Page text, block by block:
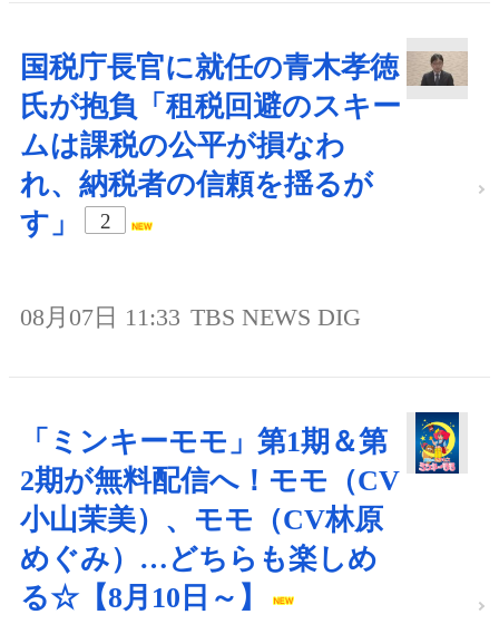
国税庁長官に就任の青木孝徳
氏が抱負「租税回避のスキー
ムは課税の公平が損なわ
れ、納税者の信頼を揺るが
す」
2
08月07日 11:33 TBS NEWS DIG
「ミンキーモモ」第1期＆第
2期が無料配信へ！モモ（CV
小山茉美）、モモ（CV林原
めぐみ）…どちらも楽しめ
る☆【8月10日～】